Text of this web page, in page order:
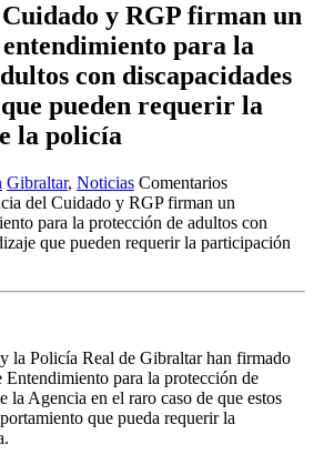
y RGP firman un
para la
con discapacidades
pueden requerir la
la policía
Gibraltar, Noticias Comentarios
del Cuidado y RGP firman un
para la protección de adultos con
que pueden requerir la participación
la Policía Real de Gibraltar han firmado
para la protección de
la Agencia en el raro caso de que estos
que pueda requerir la